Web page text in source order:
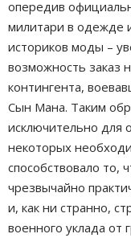
опередив
милитари в одежде
историков моды –
возможность заказ
контингента,
Сын Мана. Таким
исключительно для
некоторых
способствовало то,
чрезвычайно
и, как ни странно,
военного уклада от